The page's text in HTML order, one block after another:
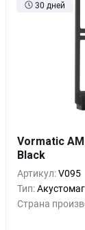
30 дней
Vormatic
Black
Артикул:V095
Тип:
Страна
1+
5+ -
10+ -